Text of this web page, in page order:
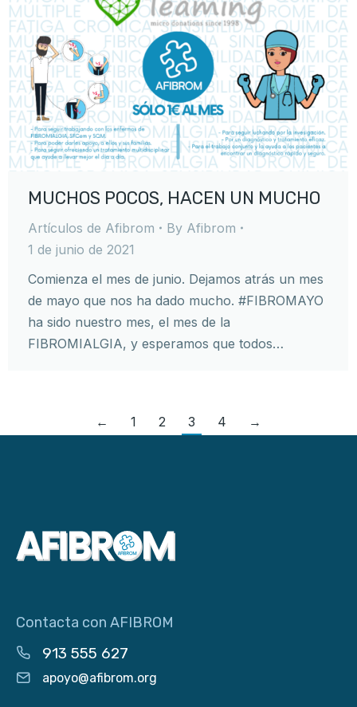
MUCHOS POCOS, HACEN UN MUCHO
Artículos de Afibrom By Afibrom
1 de junio de 2021
Comienza el mes de junio. Dejamos atrás un mes
de mayo que nos ha dado mucho. #FIBROMAYO
ha sido nuestro mes, el mes de la
FIBROMIALGIA, y esperamos que todos…
← 1 2 3 4 →
Contacta con AFIBROM
913 555 627
apoyo@afibrom.org